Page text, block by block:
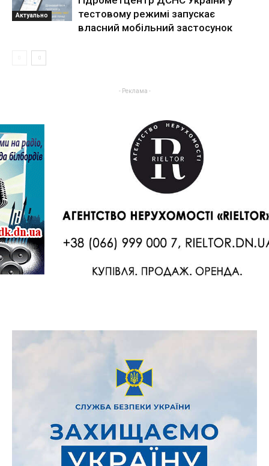
Актуально
тестовому режимі запускає
власний мобільний застосунок
- Реклама -